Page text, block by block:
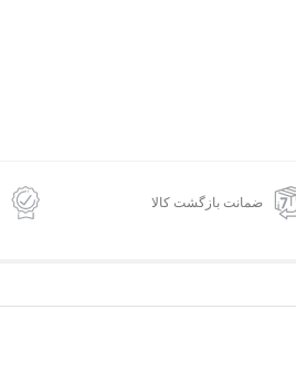
ضمانت بازگشت کالا